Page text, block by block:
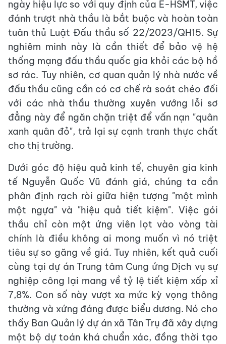
ngày hiệu lực so với quy định của E-HSMT, việc
đánh trượt nhà thầu là bắt buộc và hoàn toàn
tuân thủ Luật Đấu thầu số 22/2023/QH15. Sự
nghiêm minh này là cần thiết để bảo vệ hệ
thống mạng đấu thầu quốc gia khỏi các bộ hồ
sơ rác. Tuy nhiên, cơ quan quản lý nhà nước về
đấu thầu cũng cần có cơ chế rà soát chéo đối
với các nhà thầu thường xuyên vướng lỗi sơ
đẳng này để ngăn chặn triệt để vấn nạn "quân
xanh quân đỏ", trả lại sự cạnh tranh thực chất
cho thị trường.
Dưới góc độ hiệu quả kinh tế, chuyên gia kinh
tế Nguyễn Quốc Vũ đánh giá, chúng ta cần
phân định rạch ròi giữa hiện tượng "một mình
một ngựa" và "hiệu quả tiết kiệm". Việc gói
thầu chỉ còn một ứng viên lọt vào vòng tài
chính là điều không ai mong muốn vì nó triệt
tiêu sự so găng về giá. Tuy nhiên, kết quả cuối
cùng tại dự án Trung tâm Cung ứng Dịch vụ sự
nghiệp công lại mang về tỷ lệ tiết kiệm xấp xỉ
7,8%. Con số này vượt xa mức kỳ vọng thông
thường và xứng đáng được biểu dương. Nó cho
thấy Ban Quản lý dự án xã Tân Trụ đã xây dựng
một bộ dự toán khá chuẩn xác, đồng thời tạo